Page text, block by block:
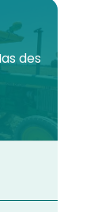
des